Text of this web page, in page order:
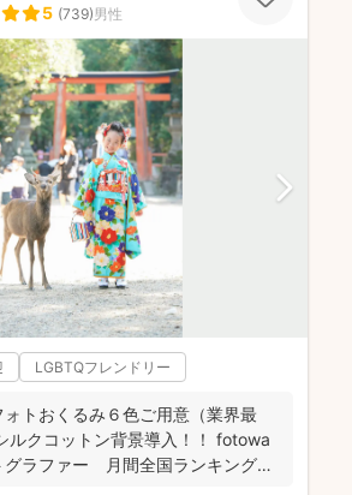
5 (739)男性
LGBTQフレンドリー
ォトおくるみ６色ご用意（業界最
ルクコットン背景導入！！ fotowa
グラファー 月間全国ランキング１